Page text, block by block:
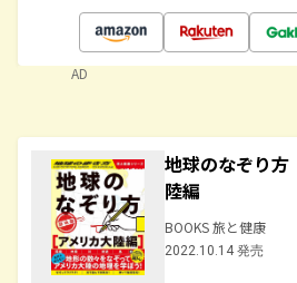
AD
地球のなぞり
陸編
BOOKS 旅と健康
2022.10.14 発売